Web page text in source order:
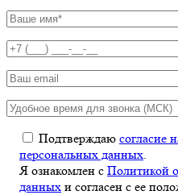
Подтверждаю согласие
персональных данных.
Я ознакомлен с Политикой
данных и согласен с ее